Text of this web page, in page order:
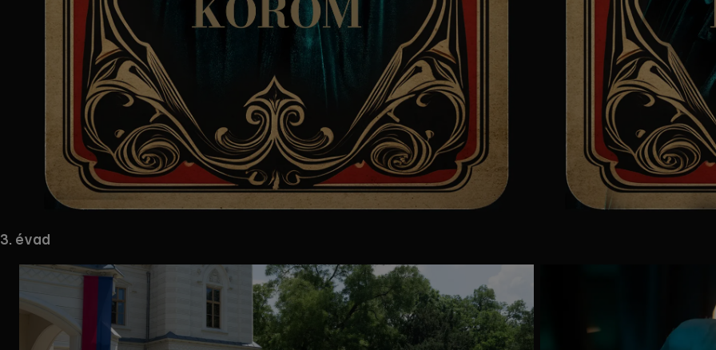
3. évad